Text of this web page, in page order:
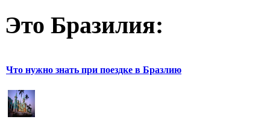
Это Бразилия:
Что нужно знать при поездке в Бразлию